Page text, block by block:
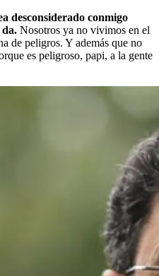
desconsiderado conmigo
Nosotros ya no vivimos en el
de peligros. Y además que no
es peligroso, papi, a la gente